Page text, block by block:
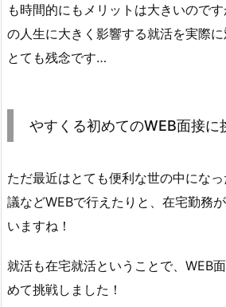
も時間的にもメリットは大きいので
の人生に大きく影響する就活を実際
とても残念です…
やすくる初めてのWEB面接に
ただ最近はとても便利な世の中にな
議などWEBで行えたりと、在宅勤務
いますね！
就活も在宅就活ということで、WEB
めて挑戦しました！